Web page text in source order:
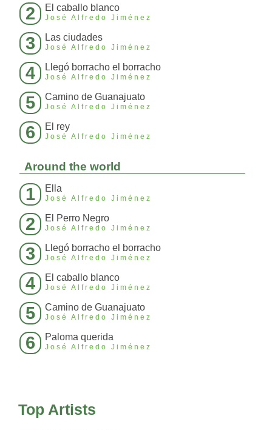
2 El caballo blanco
José Alfredo Jiménez
3 Las ciudades
José Alfredo Jiménez
4 Llegó borracho el borracho
José Alfredo Jiménez
5 Camino de Guanajuato
José Alfredo Jiménez
6 El rey
José Alfredo Jiménez
Around the world
1 Ella
José Alfredo Jiménez
2 El Perro Negro
José Alfredo Jiménez
3 Llegó borracho el borracho
José Alfredo Jiménez
4 El caballo blanco
José Alfredo Jiménez
5 Camino de Guanajuato
José Alfredo Jiménez
6 Paloma querida
José Alfredo Jiménez
Top Artists